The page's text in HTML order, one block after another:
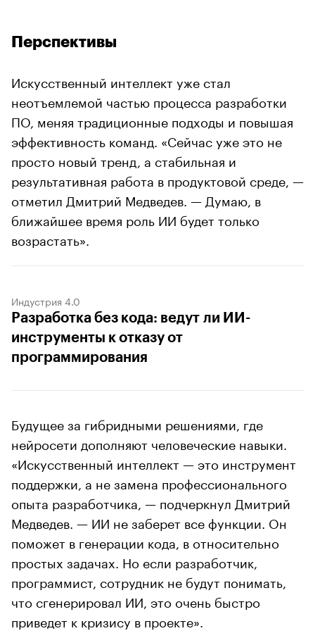
Перспективы
Искусственный интеллект уже стал
неотъемлемой частью процесса разработки
ПО, меняя традиционные подходы и повышая
эффективность команд. «Сейчас уже это не
просто новый тренд, а стабильная и
результативная работа в продуктовой среде, —
отметил Дмитрий Медведев. — Думаю, в
ближайшее время роль ИИ будет только
возрастать».
Индустрия 4.0
Разработка без кода: ведут ли ИИ-
инструменты к отказу от
программирования
Будущее за гибридными решениями, где
нейросети дополняют человеческие навыки.
«Искусственный интеллект — это инструмент
поддержки, а не замена профессионального
опыта разработчика, — подчеркнул Дмитрий
Медведев. — ИИ не заберет все функции. Он
поможет в генерации кода, в относительно
простых задачах. Но если разработчик,
программист, сотрудник не будут понимать,
что сгенерировал ИИ, это очень быстро
приведет к кризису в проекте».